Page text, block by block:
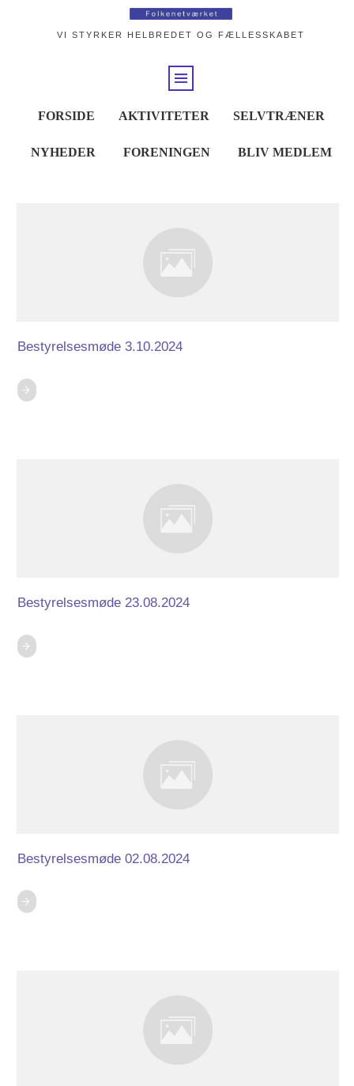
VI STYRKER HELBREDET OG FÆLLESSKABET
FORSIDE AKTIVITETER SELVTRÆNER
NYHEDER FORENINGEN BLIV MEDLEM
Bestyrelsesmøde 3.10.2024
Bestyrelsesmøde 23.08.2024
Bestyrelsesmøde 02.08.2024